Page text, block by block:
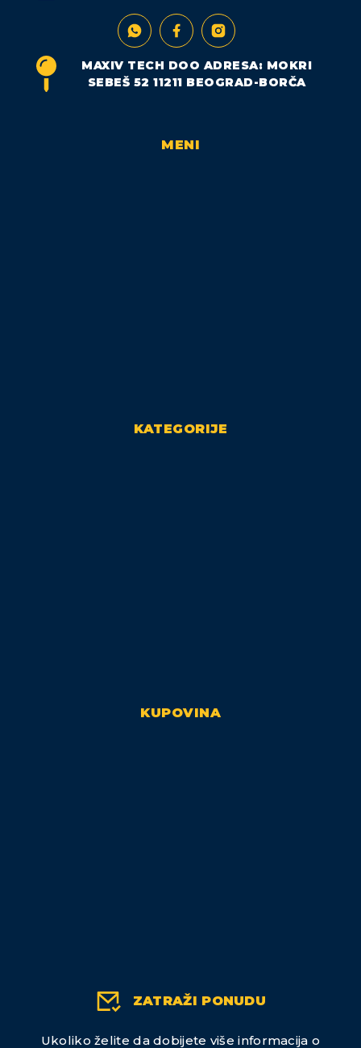
MAXIV TECH DOO ADRESA: MOKRI
SEBEŠ 52 11211 BEOGRAD-BORČA
MENI
KATEGORIJE
KUPOVINA
ZATRAŽI PONUDU
Ukoliko želite da dobijete više informacija o